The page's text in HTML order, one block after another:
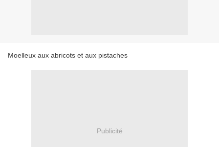
Moelleux aux abricots et aux pistaches
Publicité